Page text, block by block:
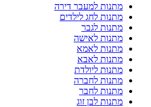
מתנות למעבר דירה
מתנות לחג לילדים
מתנות לגבר
מתנות לאישה
מתנות לאמא
מתנות לאבא
מתנות ליולדת
מתנות לחברה
מתנות לחבר
מתנות לבן זוג